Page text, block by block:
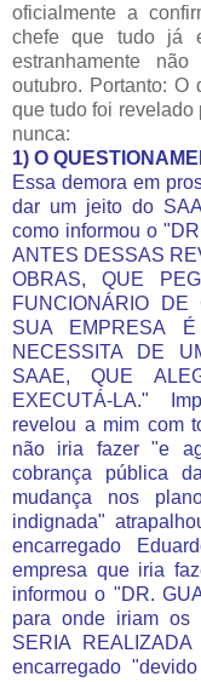
oficialmente a
chefe que tudo já
estranhamente
outubro. Portanto: O
que tudo foi revelado
nunca:
1) O
Essa demora em
dar um jeito do
como informou o
ANTES DESSAS
OBRAS, QUE
FUNCIONÁRIO
SUA EMPRESA
NECESSITA DE
SAAE, QUE
EXECUTÁ-LA."
revelou a mim com
não iria fazer "e
cobrança pública
mudança nos
indignada"
encarregado
empresa que iria
informou o "DR.
para onde iriam os
SERIA
encarregado